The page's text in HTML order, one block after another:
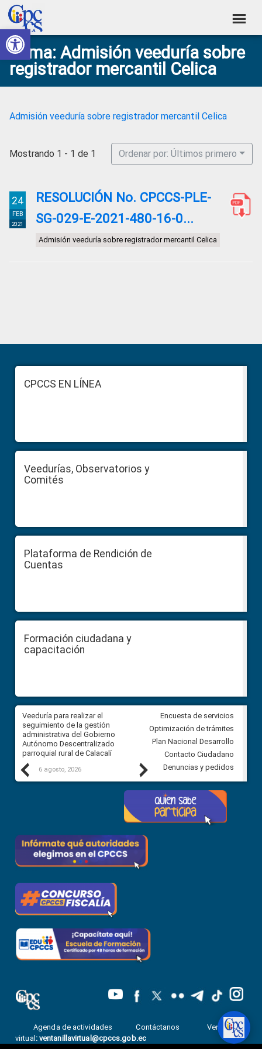
Abrir barra de herramientas
Skip
to
primary
navigation
Skip
to
main
content
Skip
to
primary
sidebar
Skip
to
footer
Consejo
de
Participación
Social
Construyendo
Poder
Ciudadano
Tema: Admisión veeduría sobre
registrador mercantil Celica
Admisión veeduría sobre registrador mercantil Celica
Mostrando 1 - 1 de 1 Ordenar por: Últimos primero
24
FEB
2021
RESOLUCIÓN No. CPCCS-PLE-
SG-029-E-2021-480-16-0...
Admisión veeduría sobre registrador mercantil Celica
Sidebar
FooterCPCCS EN LÍNEA
Veedurías, Observatorios y
Comités
Plataforma de Rendición de
Cuentas
Formación ciudadana y
capacitación
Previous
Veeduría para realizar el
seguimiento de la gestión
administrativa del Gobierno
Autónomo Descentralizado
parroquial rural de Calacalí
6 agosto, 2026
Veeduría para vigilar los
derivados de la Audiencia
comunidad Urbina, parroquia
Carolina
5 agosto, 2026
Next
Encuesta de servicios
Optimización de trámites
Plan Nacional Desarrollo
Contacto Ciudadano
Denuncias y pedidos
Agenda de actividades Contáctanos
Ventanilla
virtual : ventanillavirtual@cpccs.gob.ec